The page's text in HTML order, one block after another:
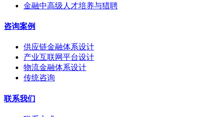
金融中高级人才培养与猎聘
咨询案例
供应链金融体系设计
产业互联网平台设计
物流金融体系设计
传统咨询
联系我们